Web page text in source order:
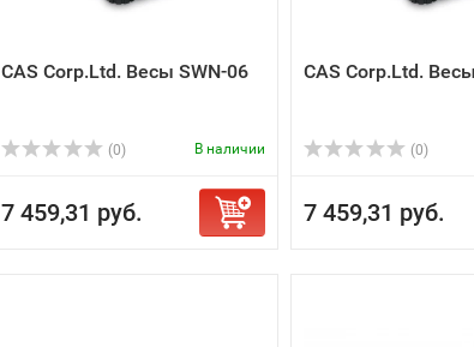
CAS Corp.Ltd. Весы SWN-06
(0) В наличии
7 459,31 руб.
CAS Corp.Ltd.
(0)
7 459,31 руб.